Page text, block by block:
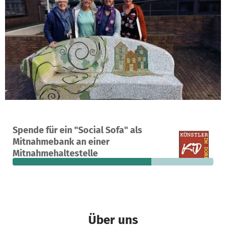
Spende für ein "Social Sofa" als
Mitnahmebank an einer
Mitnahmehaltestelle
Ein Projekt in Gerstetten-Heldenfingen, Deutschland
26
Spenden
69 %
finanziert
1.450 €
fehlen noch
Über uns